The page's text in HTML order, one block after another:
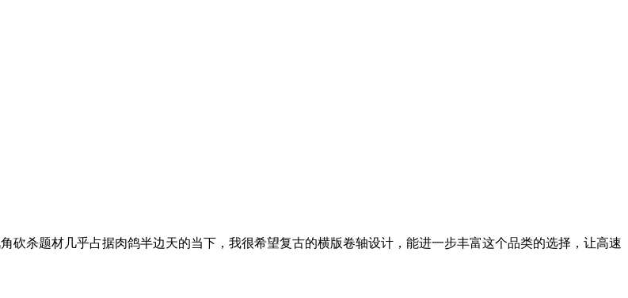
砍杀题材几乎占据肉鸽半边天的当下，我很希望复古的横版卷轴设计，能进一步丰富这个品类的选择，让高速